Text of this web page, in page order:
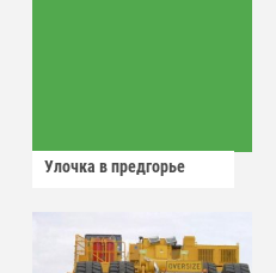
Улочка в предгорье